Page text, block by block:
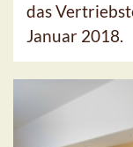
das
Januar 2018.